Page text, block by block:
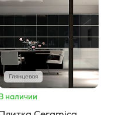
Глянцевая
наличии